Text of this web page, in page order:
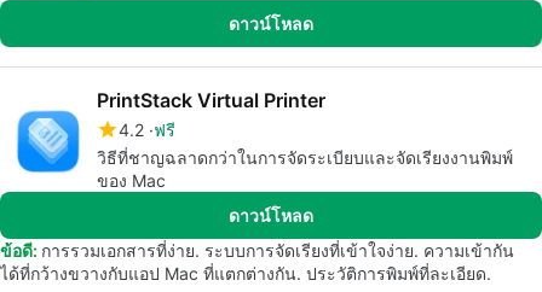
ดาวน์โหลด
PrintStack Virtual Printer
4.2 ฟรี
วิธีที่ชาญฉลาดกว่าในการจัดระเบียบและจัดเรียงงานพิมพ์
ของ Mac
ดาวน์โหลด
ข้อดี: การรวมเอกสารที่ง่าย. ระบบการจัดเรียงที่เข้าใจง่าย. ความเข้ากัน
ได้ที่กว้างขวางกับแอป Mac ที่แตกต่างกัน. ประวัติการพิมพ์ที่ละเอียด.